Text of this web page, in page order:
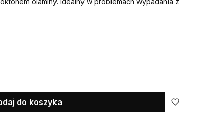
do koszyka